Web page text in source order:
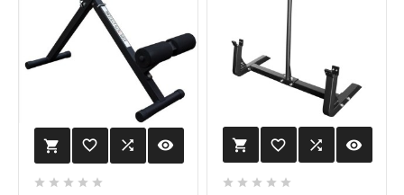
 favorite_border  visibility
    
 favorite_border  visibility
    